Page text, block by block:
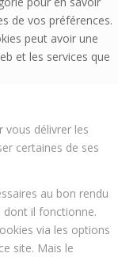
de vos préférences.
peut avoir une
et les services que
vous délivrer les
certaines de ses
au bon rendu
dont il fonctionne.
via les options
site. Mais le